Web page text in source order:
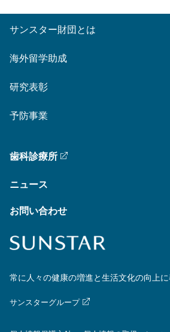
サンスター財団とは
海外留学助成
研究表彰
予防事業
歯科診療所
ニュース
お問い合わせ
常に人々の健康の増進と生活文化の向上
サンスターグループ